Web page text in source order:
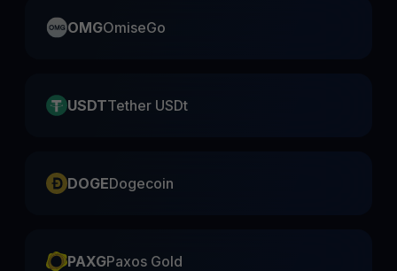
OMGOmiseGo
USDTTether USDt
DOGEDogecoin
PAXGPaxos Gold